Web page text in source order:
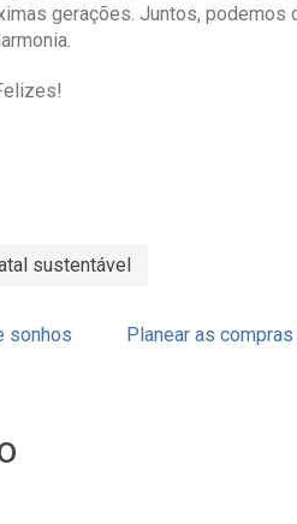
gerações. Juntos, podemos
sustentável
sonhos
Planear as